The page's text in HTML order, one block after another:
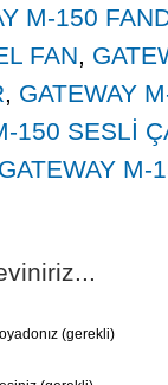
M-150
FAN,
, GATEWAY
150 SESLİ
GATEWAY M-
(gerekli)